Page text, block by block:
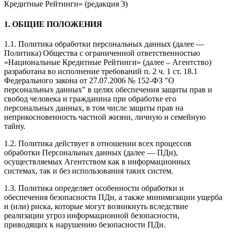
Кредитные Рейтинги» (редакция 3)
1. ОБЩИЕ ПОЛОЖЕНИЯ
1.1. Политика обработки персональных данных (далее —
Политика) Общества с ограниченной ответственностью
«Национальные Кредитные Рейтинги» (далее – Агентство)
разработана во исполнение требований п. 2 ч. 1 ст. 18.1
Федерального закона от 27.07.2006 № 152-ФЗ "О
персональных данных" в целях обеспечения защиты прав и
свобод человека и гражданина при обработке его
персональных данных, в том числе защиты прав на
неприкосновенность частной жизни, личную и семейную
тайну.
1.2. Политика действует в отношении всех процессов
обработки Персональных данных (далее — ПДн),
осуществляемых Агентством как в информационных
системах, так и без использования таких систем.
1.3. Политика определяет особенности обработки и
обеспечения безопасности ПДн, а также минимизации ущерба
и (или) риска, которые могут возникнуть вследствие
реализации угроз информационной безопасности,
приводящих к нарушению безопасности ПДн.